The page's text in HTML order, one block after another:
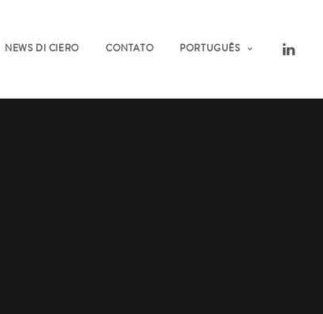
NEWS DI CIERO CONTATO PORTUGUÊS